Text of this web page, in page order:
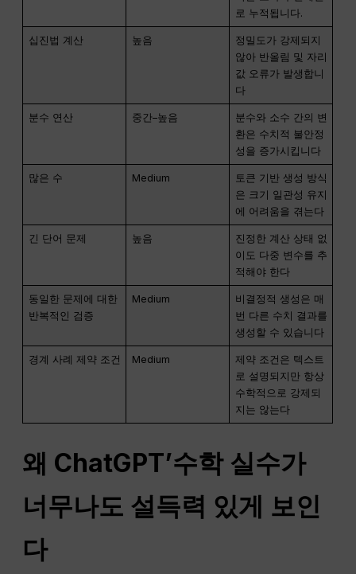
로 누적됩니다.
십진법 계산 높음
정밀도가 강제되지
않아 반올림 및 자리
값 오류가 발생합니
다
분수 연산 중간–높음
분수와 소수 간의 변
환은 수치적 불안정
성을 증가시킵니다
많은 수 Medium
토큰 기반 생성 방식
은 크기 일관성 유지
에 어려움을 겪는다
긴 단어 문제 높음
진정한 계산 상태 없
이도 다중 변수를 추
적해야 한다
동일한 문제에 대한
반복적인 검증
Medium
비결정적 생성은 매
번 다른 수치 결과를
생성할 수 있습니다
경계 사례 제약 조건 Medium
제약 조건은 텍스트
로 설명되지만 항상
수학적으로 강제되
지는 않는다
왜 ChatGPT’수학 실수가
너무나도 설득력 있게 보인
다